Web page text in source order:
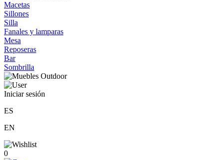
Macetas
Sillones
Silla
Fanales y lamparas
Mesa
Reposeras
Bar
Sombrilla
Iniciar sesión
ES
EN
0